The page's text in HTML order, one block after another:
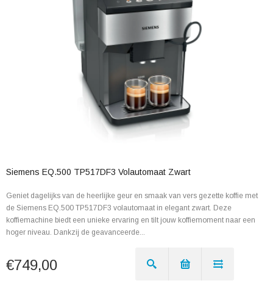
Siemens EQ.500 TP517DF3 Volautomaat Zwart
Geniet dagelijks van de heerlijke geur en smaak van vers gezette koffie met
de Siemens EQ.500 TP517DF3 volautomaat in elegant zwart. Deze
koffiemachine biedt een unieke ervaring en tilt jouw koffiemoment naar een
hoger niveau. Dankzij de geavanceerde...
€749,00